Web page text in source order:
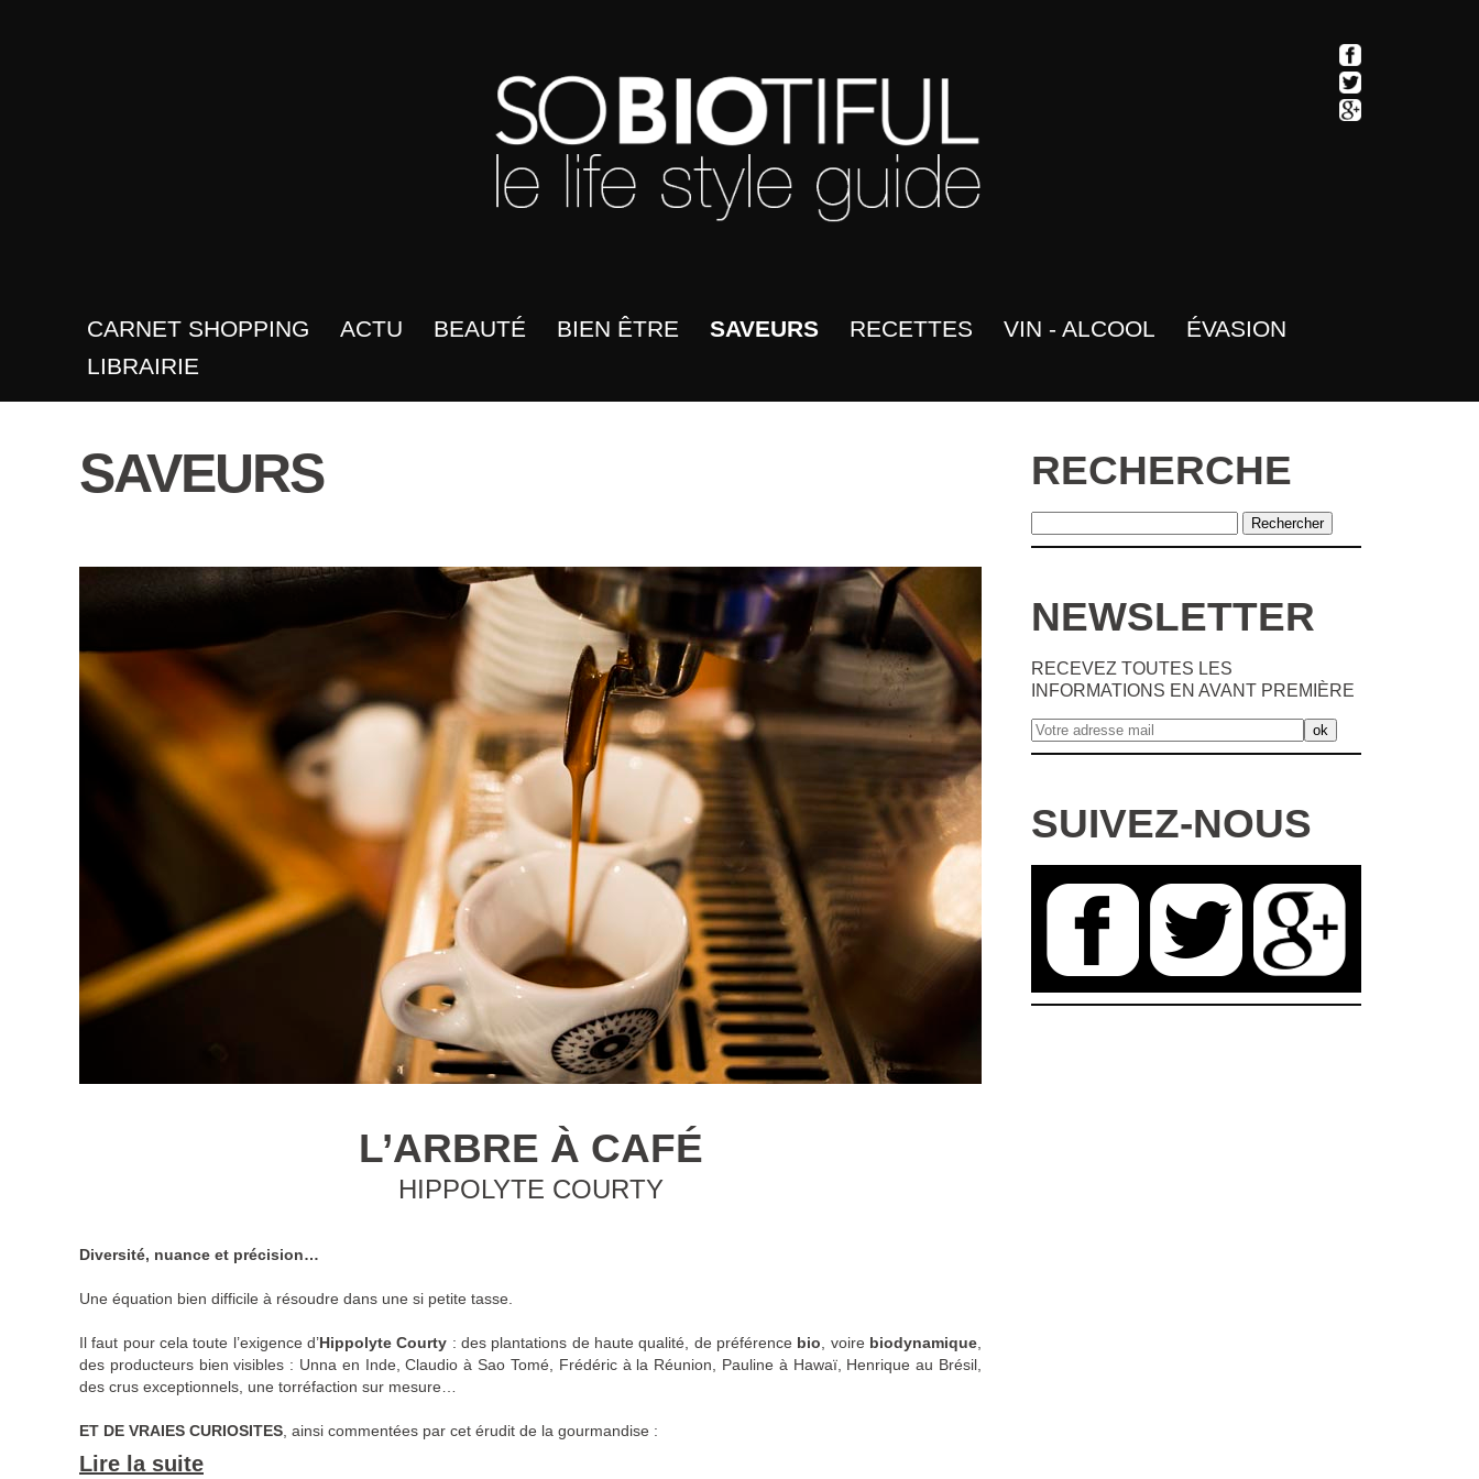
CARNET SHOPPING ACTU BEAUTÉ BIEN ÊTRE SAVEURS RECETTES VIN - ALCOOL
ÉVASION
LIBRAIRIE
SAVEURS
L’ARBRE À CAFÉ
HIPPOLYTE COURTY
Diversité, nuance et précision…
Une équation bien difficile à résoudre dans une si petite tasse.
Il faut pour cela toute l’exigence d’Hippolyte Courty : des plantations de haute qualité, de préférence bio , voire biodynamique
des producteurs bien visibles : Unna en Inde, Claudio à Sao Tomé, Frédéric à la Réunion, Pauline à Hawaï, Henrique au Brésil,
des crus exceptionnels, une torréfaction sur mesure…
ET DE VRAIES CURIOSITES , ainsi commentées par cet érudit de la gourmandise :
Jacu Bird Le Café des oiseaux, Camocim Brésil :
Lire la suite
RECHERCHE
NEWSLETTER
RECEVEZ TOUTES LES
INFORMATIONS EN AVANT PREMIÈRE
SUIVEZ-NOUS